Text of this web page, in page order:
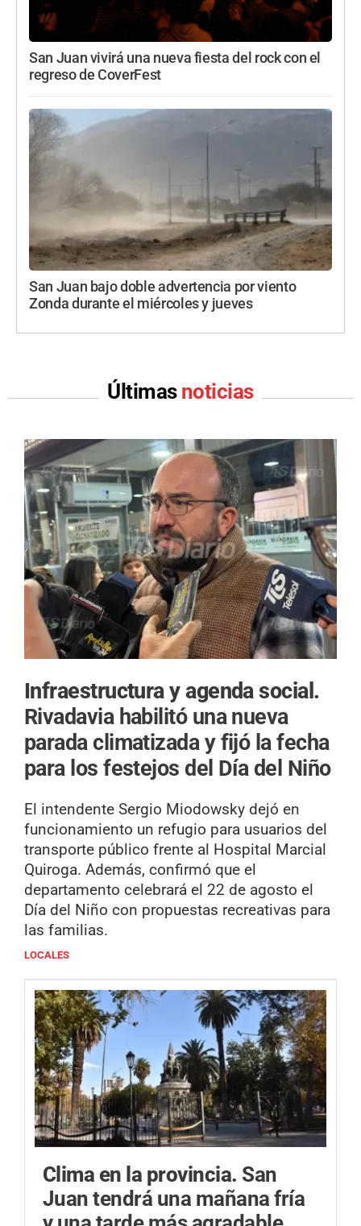
San Juan vivirá una nueva fiesta del rock con el
regreso de CoverFest
San Juan bajo doble advertencia por viento
Zonda durante el miércoles y jueves
Últimas noticias
Infraestructura y agenda social.
Rivadavia habilitó una nueva
parada climatizada y fijó la fecha
para los festejos del Día del Niño
El intendente Sergio Miodowsky dejó en
funcionamiento un refugio para usuarios del
transporte público frente al Hospital Marcial
Quiroga. Además, confirmó que el
departamento celebrará el 22 de agosto el
Día del Niño con propuestas recreativas para
las familias.
LOCALES
Clima en la provincia. San
Juan tendrá una mañana fría